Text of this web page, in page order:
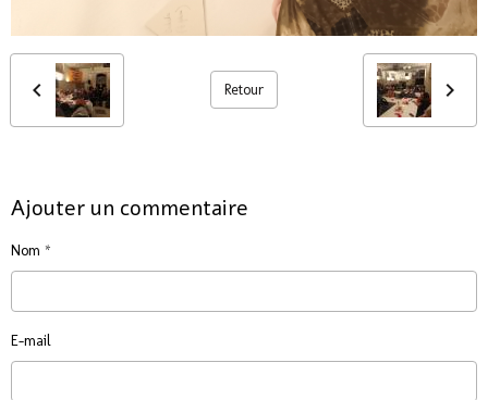
Retour
Ajouter un commentaire
Nom
E-mail